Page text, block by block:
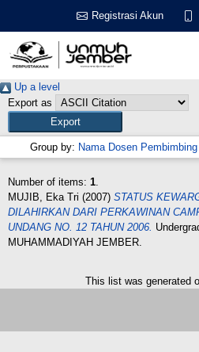
Registrasi Akun
Up a level
Export as
Group by: Nama Dosen Pembimbing
Number of items: 1.
MUJIB, Eka Tri (2007) STATUS
DILAHIRKAN DARI PERKAWINAN
UNDANG NO. 12 TAHUN 2006.
MUHAMMADIYAH JEMBER.
This list was generated